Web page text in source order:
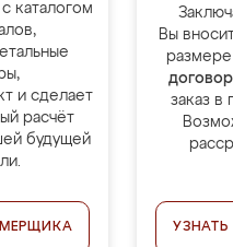
каталогом
и сделает
расчёт
будущей
Вы
размере
заказ в